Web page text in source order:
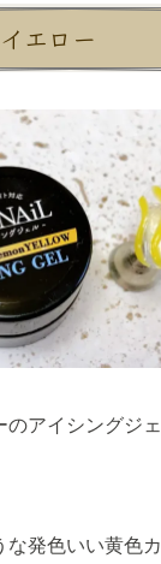
エロー
のアイシングジ
な発色いい黄色